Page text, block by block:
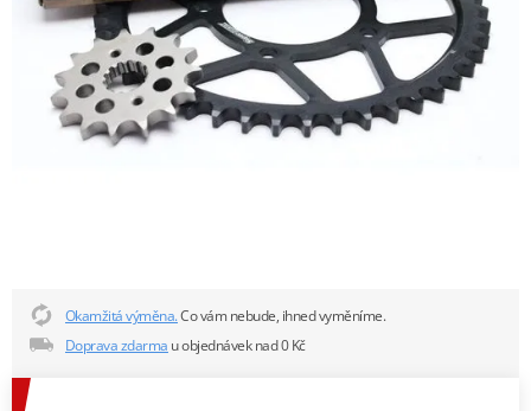
Okamžitá výměna.Co vám nebude, ihned vyměníme.
Doprava zdarma u objednávek nad 0 Kč